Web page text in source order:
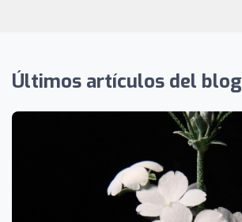
Últimos artículos del blog